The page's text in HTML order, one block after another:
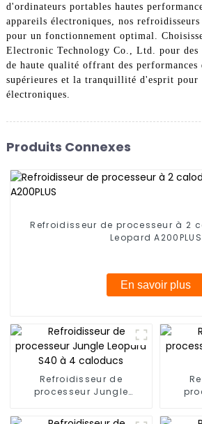
d'ordinateurs portables hautes
appareils électroniques, nos
pour un fonctionnement optimal.
Electronic Technology Co., Ltd. pour des
de haute qualité offrant des performances
supérieures et la tranquillité d'esprit pour
électroniques.
Produits Connexes
Refroidisseur de processeur à 2
Leopard A200PLUS
En savoir plus
Refroidisseur de
processeur Jungle
caloducs